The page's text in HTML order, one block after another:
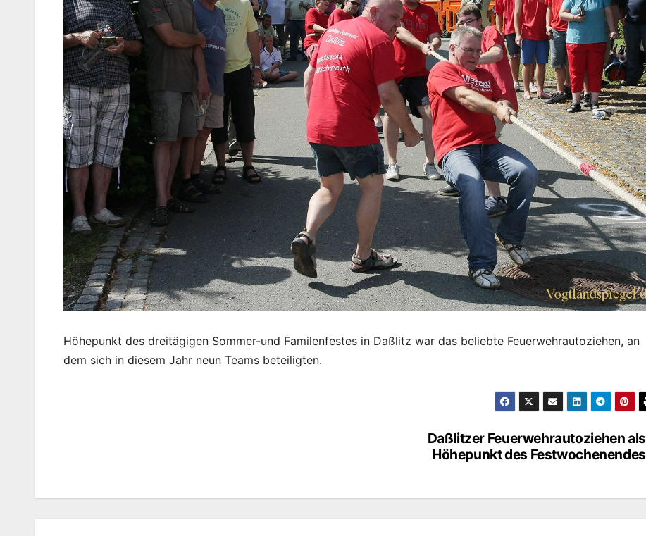
Höhepunkt des dreitägigen Sommer-und Familenfestes in Daßlitz war das beliebte Feuerwehrautoziehen, an
dem sich in diesem Jahr neun Teams beteiligten.
Daßlitzer Feuerwehrautoziehen als
Höhepunkt des Festwochenendes